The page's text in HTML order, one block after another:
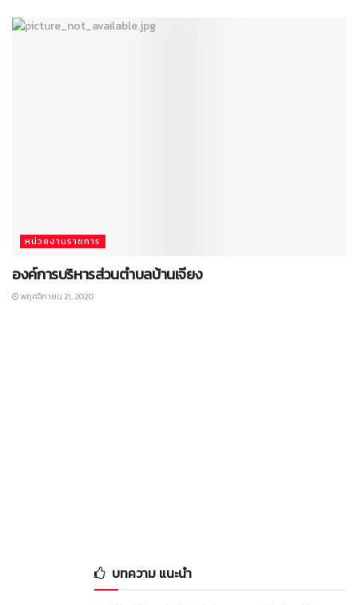
หน่วยงานราชการ
องค์การบริหารส่วนตำบลบ้านเจียง
พฤศจิกายน 21, 2020
บทความ แนะนำ